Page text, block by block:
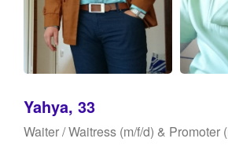
Yahya, 33
Waiter / Waitress (m/f/d) & Promoter